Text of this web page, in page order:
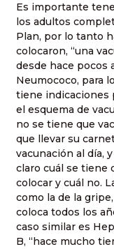
Es importante
los adultos
Plan, por lo tanto
colocaron, “una
desde hace pocos
Neumococo, para
tiene indicaciones
el esquema de
no se tiene que
que llevar su
vacunación al día,
claro cuál se tiene
colocar y cuál no.
como la de la
coloca todos los
caso similar es
B, “hace mucho